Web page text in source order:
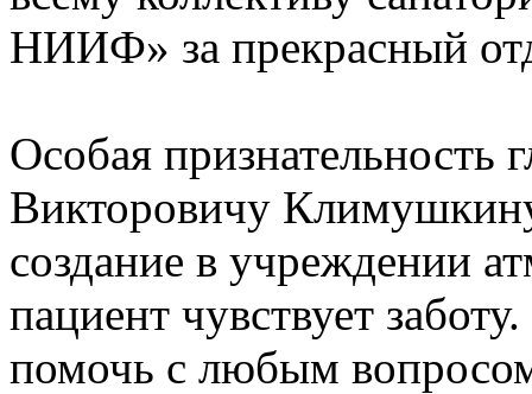
НИИФ» за прекрасный
Особая признательность
Викторовичу
создание в учреждении
пациент чувствует
помочь с любым